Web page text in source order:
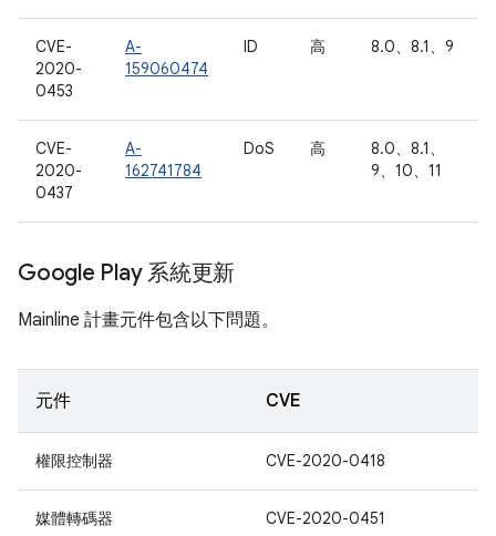
CVE-
2020-
0453
A-
159060474
ID 高 8.0、8.1、9
CVE-
2020-
0437
A-
162741784
DoS 高
8.0、8.1、
9、10、11
Google Play 系統更新
Mainline 計畫元件包含以下問題。
元件 CVE
權限控制器 CVE-2020-0418
媒體轉碼器 CVE-2020-0451